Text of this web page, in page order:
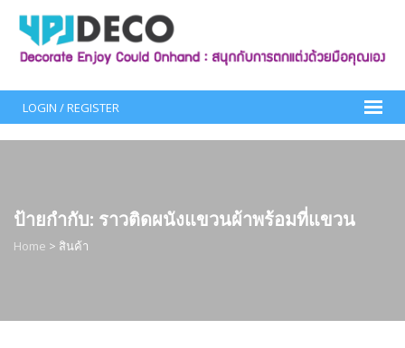
content
LOGIN / REGISTER
ป้ายกำกับ: ราวติดผนังแขวนผ้าพร้อมที่แขวน
Home > สินค้า